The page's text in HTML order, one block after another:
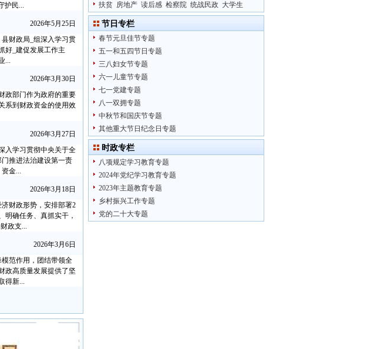
护民...
2026年5月25日
财政局_组深入学习贯
好_建促发展工作主
...
2026年3月30日
政部门作为政府的重要
系到财政资金的使用效
2026年3月27日
入学习贯彻中央关于全
推进法治建设第一责
金...
2026年3月18日
财政形势，安排部署2
明确任务、真抓实干，
政支...
2026年3月6日
范作用，团结带领全
政高质量发展提供了坚
得新...
扶贫 房地产 读后感 检察院 统战民政 大学生
节日专栏
春节元旦佳节专题
五一和五四节日专题
三八妇女节专题
六一儿童节专题
七一党建专题
八一双拥专题
中秋节和国庆节专题
其他重大节日纪念日专题
时政专栏
八项规定学习教育专题
2024年党纪学习教育专题
2023年主题教育专题
乡村振兴工作专题
党的二十大专题